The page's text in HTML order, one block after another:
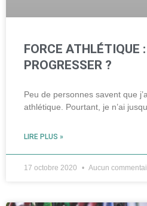
FORCE ATHLÉTIQUE
PROGRESSER ?
Peu de personnes savent que
athlétique. Pourtant, je n’ai
LIRE PLUS »
17 octobre 2020 Aucun